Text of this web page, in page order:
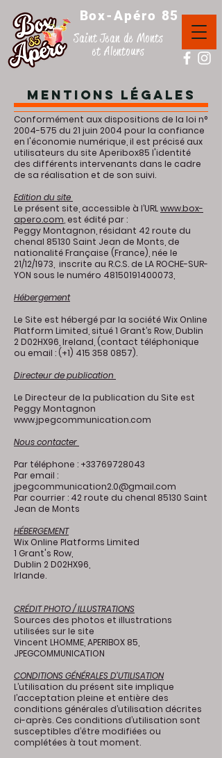
Box-Apéro 85
Saint Jean de Monts
et Alentours
Mentions légales
Conformément aux dispositions de la loi n°
2004-575 du 21 juin 2004 pour la confiance
en l'économie numérique, il est précisé aux
utilisateurs du site Aperibox85 l'identité
des différents intervenants dans le cadre
de sa réalisation et de son suivi.
Edition du site
Le présent site, accessible à l’URLwww.box-
apero.com , est édité par :
Peggy Montagnon, résidant 42 route du
chenal 85130 Saint Jean de Monts, de
nationalité Française (France), née le
21/12/1973, inscrite au R.C.S. de LA ROCHE-SUR-
YON sous le numéro 48150191400073
Hébergement
Le Site est hébergé par la société Wix Online
Platform Limited, situé 1 Grant’s Row, Dublin
2 D02HX96, Ireland, (contact téléphonique
ou email : (+1) 415 358 0857).
Directeur de publication
Le Directeur de la publication du Site est
Peggy Montagnon
www.jpegcommunication.com
Nous contacter
Par téléphone : +33769728043
Par email :
jpegcommunication2.0@gmail.com
Par courrier : 42 route du chenal 85130 Saint
Jean de Monts
HÉBERGEMENT
Wix Online Platforms Limited
1 Grant's Row,
Dublin 2 D02HX96,
Irlande.
CRÉDIT PHOTO / ILLUSTRATIONS
Sources des photos et illustrations
utilisées sur le site
Vincent LHOMME, APERIBOX 85,
JPEGCOMMUNICATION
CONDITIONS GÉNÉRALES D’UTILISATION
L’utilisation du présent site implique
l’acceptation pleine et entière des
conditions générales d’utilisation décrites
ci-après. Ces conditions d’utilisation sont
susceptibles d’être modifiées ou
complétées à tout moment.